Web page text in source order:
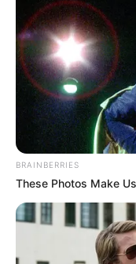
¿Quieres
Agrégate a
haciendo clic
TEMAS
BRAINBERRIES
These Photos Make